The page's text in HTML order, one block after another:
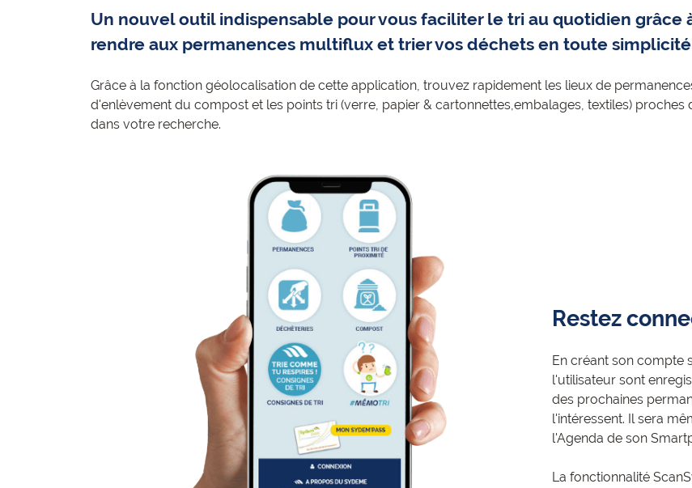
Un nouvel outil indispensable pour vous faciliter le tri au quotidien grâce
rendre aux permanences multiflux et trier vos déchets en toute
Grâce à la fonction géolocalisation de cette application, trouvez rapidement les lieux de
d'enlèvement du compost et les points tri (verre, papier & cartonnettes,embalages, textiles)
dans votre recherche.
Restez
En créant son compte
l'utilisateur sont
des prochaines
l'intéressent. Il sera
l'Agenda de son
La fonctionnalité